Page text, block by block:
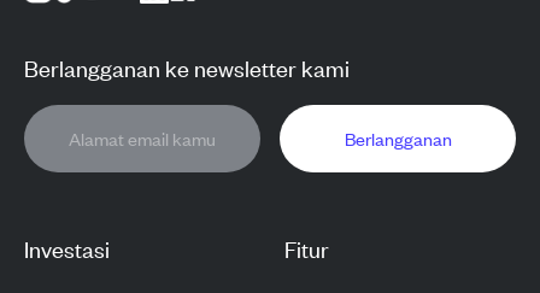
Investasi Fitur
Berlangganan ke newsletter kami
Berlangganan